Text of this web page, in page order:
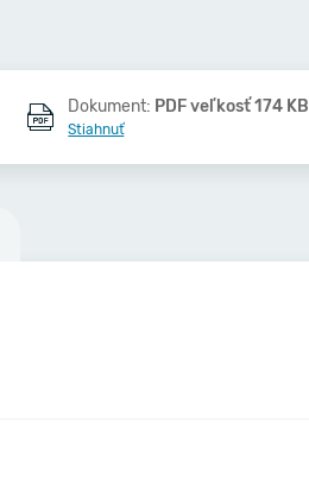
Dokument: PDF veľkosť 174 KB
Stiahnuť